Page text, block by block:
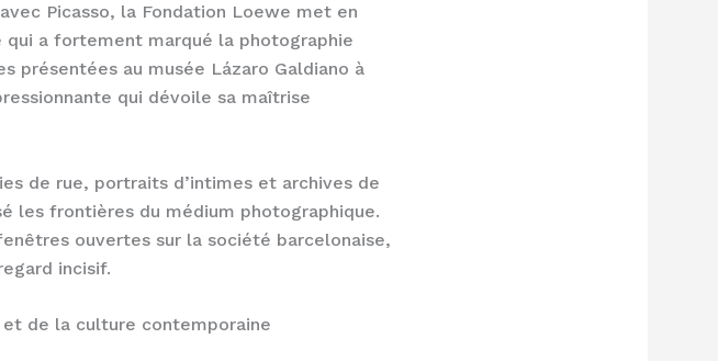
Picasso, la Fondation Loewe met en
a fortement marqué la photographie
présentées au musée Lázaro Galdiano à
qui dévoile sa maîtrise
de rue, portraits d’intimes et archives de
les frontières du médium photographique.
ouvertes sur la société barcelonaise,
incisif.
de la culture contemporaine